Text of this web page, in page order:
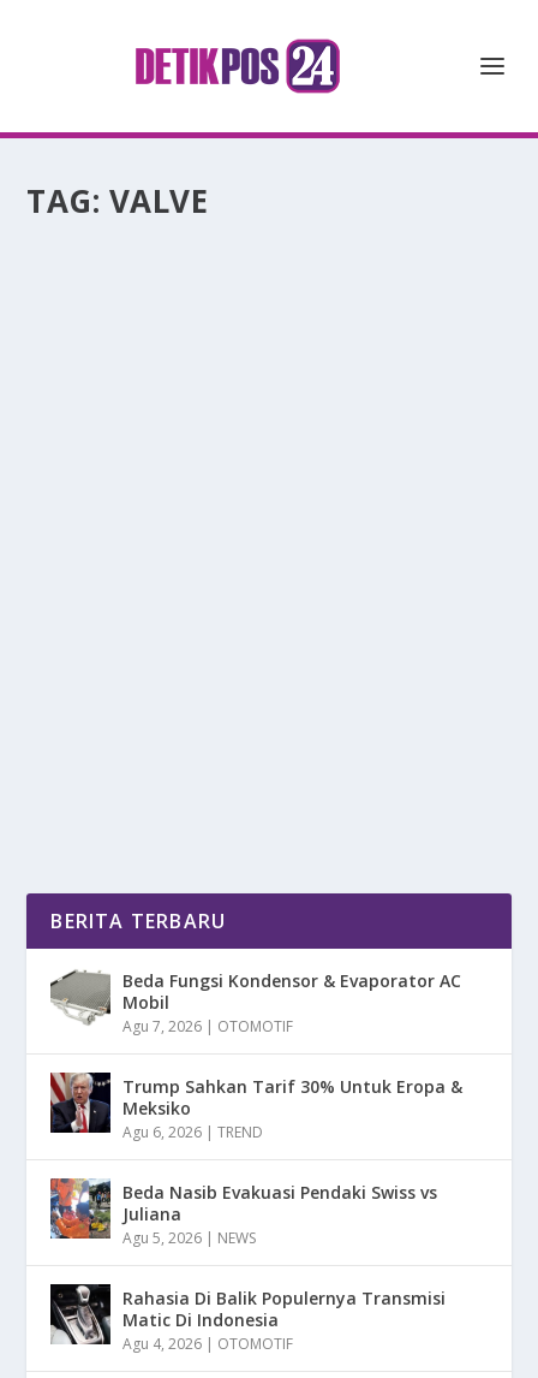
TAG: VALVE
BERITA TERBARU
Beda Fungsi Kondensor & Evaporator AC
Mobil
Agu 7, 2026 | OTOMOTIF
Trump Sahkan Tarif 30% Untuk Eropa &
Meksiko
Agu 6, 2026 |TREND
Beda Nasib Evakuasi Pendaki Swiss vs
Juliana
Agu 5, 2026 | NEWS
Rahasia Di Balik Populernya Transmisi
Matic Di Indonesia
Agu 4, 2026 | OTOMOTIF